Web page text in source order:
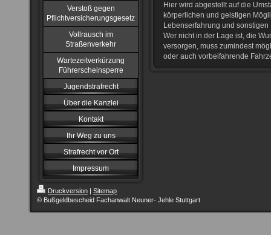
Verstoß gegen
Pflichtversicherungsgesetz
Vollrausch im
Straßenverkehr
Wartezeitverkürzung
Führerscheinsperre
Jugendstrafrecht
Über die Kanzlei
Kontakt
Ihr Weg zu uns
Strafrecht vor Ort
Impressum
Hier wird abgestellt auf die
körperlichen und geistigen
Lebenserfahrung und
Wer nicht in der Lage ist, die
versorgen, muss zumindest
oder auch vorbeifahrende
Druckversion | Sitemap
© Bußgeldbescheid Fachanwalt Neuner- Jehle Stuttgart